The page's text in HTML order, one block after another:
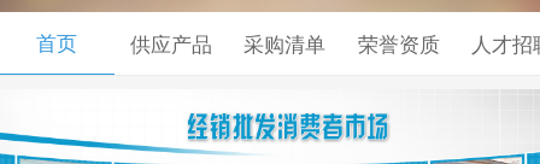
首页 供应产品 采购清单 荣誉资质 人才招